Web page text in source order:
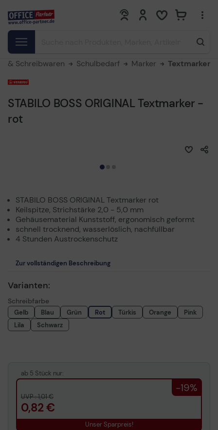
0 0
& Schreibwaren Schulbedarf Marker Textmarker
STABILO BOSS ORIGINAL Textmarker -
rot
STABILO BOSS ORIGINAL Textmarker rot
Keilspitze, Strichstärke 2,0 - 5,0 mm
Gehäusematerial Kunststoff, ergonomisch geformt
schnell trocknend, wasserlöslich, nachfüllbar
4 Stunden Austrockenschutz
Zur vollständigen Beschreibung
Varianten:
Schreibfarbe
Gelb Blau Grün Rot Türkis Orange
Pink
Lila
Schwarz
UVP : 1,01 €
0,82 €
ab 5 Stück nur:
-19%
Unser Sparpreis!